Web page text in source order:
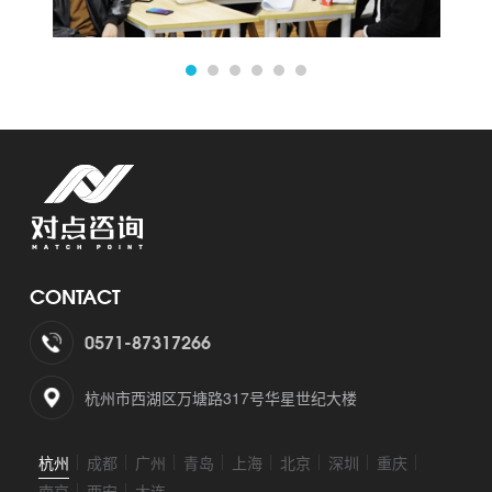
CONTACT
0571-87317266
杭州市西湖区万塘路317号华星世纪大楼
杭州 成都 广州 青岛 上海 北京 深圳
重庆